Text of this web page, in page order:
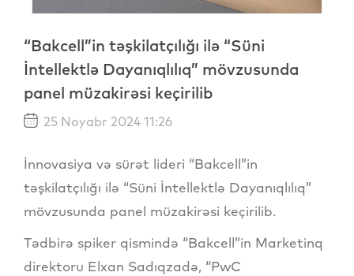
“Bakcell”in təşkilatçılığı ilə “Süni
İntellektlə Dayanıqlılıq” mövzusunda
panel müzakirəsi keçirilib
25 Noyabr 2024 11:26
İnnovasiya və sürət lideri “Bakcell”in
təşkilatçılığı ilə “Süni İntellektlə Dayanıqlılıq”
mövzusunda panel müzakirəsi keçirilib.
Tədbirə spiker qismində “Bakcell”in Marketinq
direktoru Elxan Sadıqzadə, “PwC